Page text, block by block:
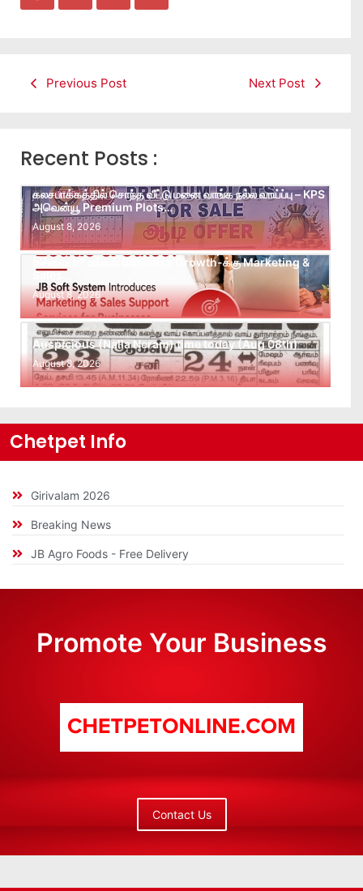
Previous Post Next Post
Recent Posts :
கலசபாக்கத்தில் சொந்த வீட்டு மனை வாங்க நல்ல வாய்ப்பு – KPS
அவென்யூ Premium Plots…
August 8, 2026
Leads கிடைக்கவில்லையா? Follow-up செய்ய Team
இல்லையா? உங்கள் Business Growth-க்கு Marketing &
Sales…
August 8, 2026
Auspicious (Nalla Neram) time today (Aug 08th)
August 8, 2026
Chetpet Info
Girivalam 2026
Breaking News
JB Agro Foods - Free Delivery
Promote Your Business
Contact Us